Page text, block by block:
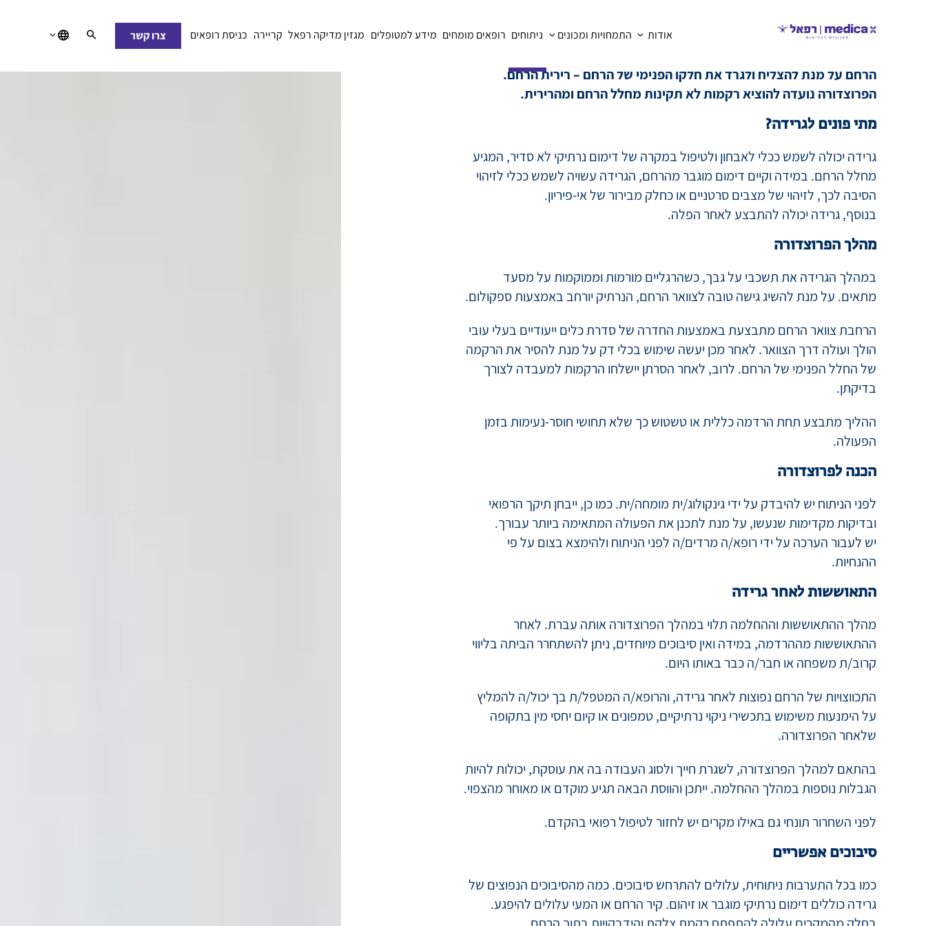
אודות התמחויות ומכונים ניתוחים רופאים מומחים מידע למטופלים מגזין מדיקה רפאל קריירה כניסת רופאים צרו קשר
גרידה - חלל הרחם
הרחם על מנת להצליח ולגרד את חלקו הפנימי של הרחם – רירית הרחם.
הפרוצדורה נועדה להוציא רקמות לא תקינות מחלל הרחם ומהרירית.
מתי פונים לגרידה?
גרידה יכולה לשמש ככלי לאבחון ולטיפול במקרה של דימום נרתיקי לא סדיר, המגיע
הסיבה לכך, לזיהוי של מצבים סרטניים או כחלק מבירור של אי-פיריון.
בנוסף, גרידה יכולה להתבצע לאחר הפלה.
מהלך הפרוצדורה
במהלך הגרידה את תשכבי על גבך, כשהרגליים מורמות וממוקמות על מסעד
מתאים. על מנת להשיג גישה טובה לצוואר הרחם, הנרתיק יורחב באמצעות ספקולום.
הרחבת צוואר הרחם מתבצעת באמצעות החדרה של סדרת כלים ייעודיים בעלי עובי
הולך ועולה דרך הצוואר. לאחר מכן יעשה שימוש בכלי דק על מנת להסיר את הרקמה
בדיקתן.
ההליך מתבצע תחת הרדמה כללית או טשטוש כך שלא תחושי חוסר-נעימות בזמן
הפעולה.
הכנה לפרוצדורה
לפני הניתוח יש להיבדק על ידי גינקולוג/ית מומחה/ית. כמו כן, ייבחן תיקך הרפואי
יש לעבור הערכה על ידי רופא/ה מרדים/ה לפני הניתוח ולהימצא בצום על פי
ההנחיות.
מהלך ההתאוששות וההחלמה תלוי במהלך הפרוצדורה אותה עברת. לאחר
ההתאוששות מההרדמה, במידה ואין סיבוכים מיוחדים, ניתן להשתחרר הביתה בליווי
התכווצויות של הרחם נפוצות לאחר גרידה, והרופא/ה המטפל/ת בך יכול/ה להמליץ
שלאחר הפרוצדורה.
בהתאם למהלך הפרוצדורה, לשגרת חייך ולסוג העבודה בה את עוסקת, יכולות להיות
הגבלות נוספות במהלך ההחלמה. ייתכן והווסת הבאה תגיע מוקדם או מאוחר מהצפוי.
לפני השחרור תונחי גם באילו מקרים יש לחזור לטיפול רפואי בהקדם.